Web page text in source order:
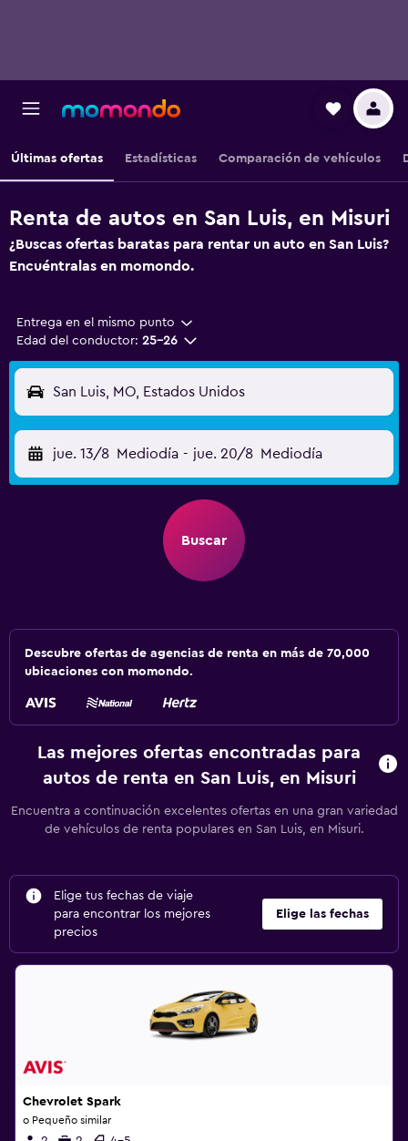
Últimas ofertas Estadísticas Comparación de vehículos
Renta de autos en San Luis, en Misuri
¿Buscas ofertas baratas para rentar un auto en San Luis?
Encuéntralas en momondo.
Entrega en el mismo punto
Edad del conductor: 25-26
San Luis, MO, Estados Unidos
jue. 13/8 Mediodía - jue. 20/8 Mediodía
Buscar
Descubre ofertas de agencias de renta en más de 70,000
ubicaciones con momondo.
Las mejores ofertas encontradas para
autos de renta en San Luis, en Misuri
Encuentra a continuación excelentes ofertas en una gran variedad
de vehículos de renta populares en San Luis, en Misuri.
Elige tus fechas de viaje
para encontrar los mejores
precios
Elige las fechas
Chevrolet Spark
o Pequeño similar